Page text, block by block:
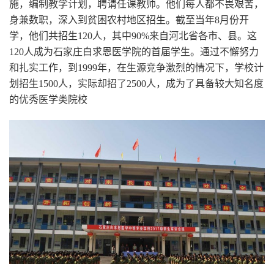
施，编制教学计划，聘请任课教师。他们每人都不畏艰苦，
身兼数职，深入到贫困农村地区招生。截至当年8月份开
学，他们共招生120人，其中90%来自河北省各市、县。这
120人成为石家庄白求恩医学院的首届学生。通过不懈努力
和扎实工作，到1999年，在生源竞争激烈的情况下，学校计
划招生1500人，实际却招了2500人，成为了具备较大知名度
的优秀医学类院校